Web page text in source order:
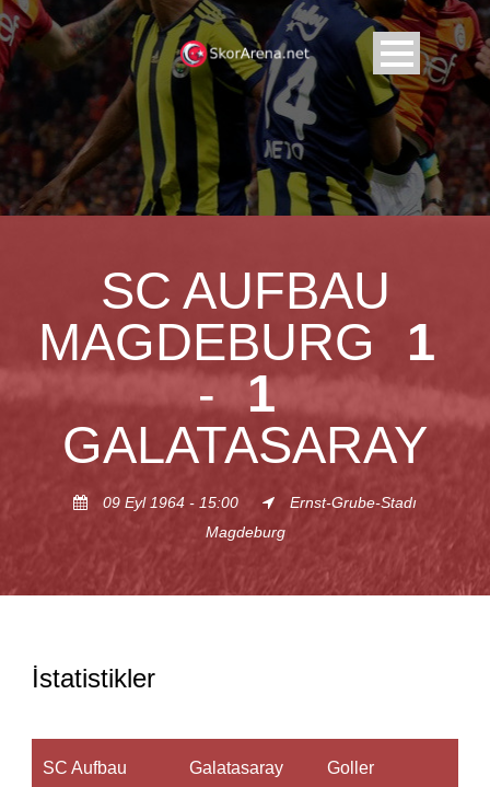
SC AUFBAU
MAGDEBURG
1
- 1
GALATASARAY
09 Eyl 1964 - 15:00
Ernst-Grube-Stadı
Magdeburg
İstatistikler
SC Aufbau
Galatasaray Goller